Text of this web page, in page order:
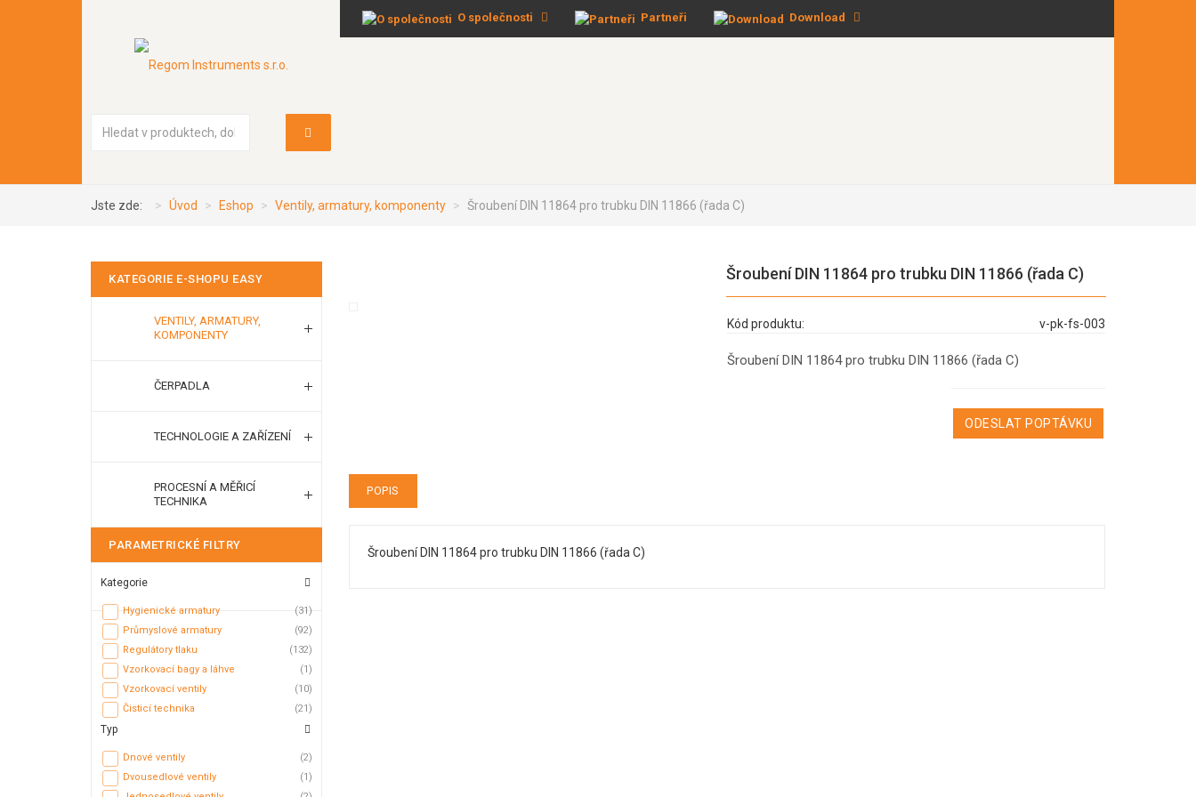
O společnosti Partneři Download
Jste zde: Úvod Eshop Ventily, armatury, komponenty Šroubení DIN 11864 pro trubku DIN 11866 (řada C)
Šroubení DIN 11864 pro trubku DIN 11866 (řada C)
Kód produktu: v-pk-fs-003
Šroubení DIN 11864 pro trubku DIN 11866 (řada C)
ODESLAT POPTÁVKU
POPIS
Šroubení DIN 11864 pro trubku DIN 11866 (řada C)
KATEGORIE E-SHOPU EASY
VENTILY, ARMATURY,
KOMPONENTY
ČERPADLA
TECHNOLOGIE A ZAŘÍZENÍ
PROCESNÍ A MĚŘICÍ
TECHNIKA
PARAMETRICKÉ FILTRY
Kategorie
Hygienické armatury
(31)
Průmyslové armatury
(92)
Regulátory tlaku
(132)
Vzorkovací bagy a láhve
(1)
Vzorkovací ventily
(10)
Čisticí technika
(21)
Typ
Dnové ventily
(2)
Dvousedlové ventily
(1)